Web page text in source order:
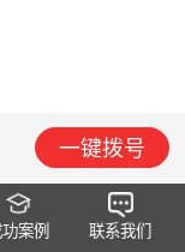
一键拨号
案例 联系我们